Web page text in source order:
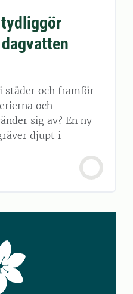
städer och framför
och
sig av? En ny
djupt i